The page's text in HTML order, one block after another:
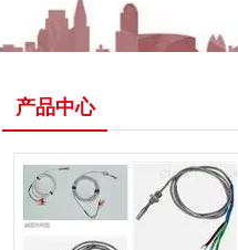
产品中心